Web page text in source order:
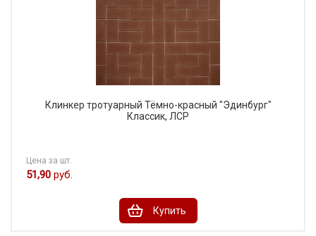
Клинкер тротуарный Тёмно-красный "Эдинбург"
Классик, ЛСР
Цена за шт.
51,90 руб.
Купить